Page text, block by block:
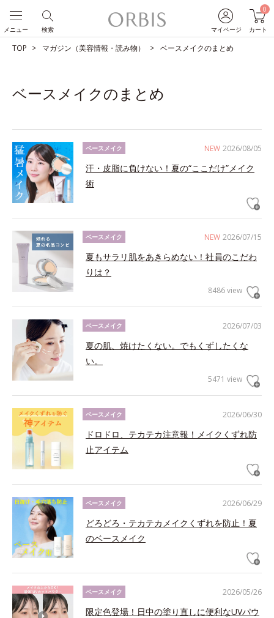
マイページ
0
カート
検索
メニュー
TOP マガジン（美容情報・読み物） ベースメイクのまとめ
ベースメイクのまとめ
NEW 2026/08/05
ベースメイク
汗・皮脂に負けない！夏の“ここだけ”メイク
術
NEW 2026/07/15
ベースメイク
夏もサラリ肌をあきらめない！社員のこだわ
りは？
8486 view
2026/07/03
ベースメイク
夏の肌、焼けたくない。でもくずしたくな
い。
5471 view
2026/06/30
ベースメイク
ドロドロ、テカテカ注意報！メイクくずれ防
止アイテム
2026/06/29
ベースメイク
どろどろ・テカテカメイクくずれを防止！夏
のベースメイク
2026/05/26
ベースメイク
限定色登場！日中の塗り直しに便利なUVパウ